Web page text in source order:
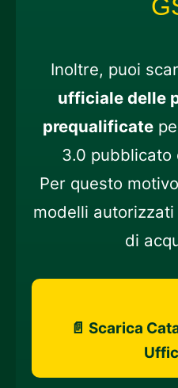
Inoltre, puoi
ufficiale delle
prequalificate
3.0 pubblicato
Per questo
modelli
di
📄 Scarica